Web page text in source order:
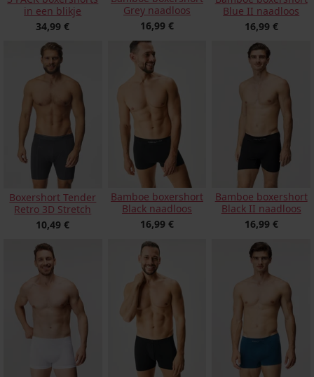
in een blikje
34,99 €
Grey naadloos
16,99 €
Blue II naadloos
16,99 €
Boxershort Tender
Retro 3D Stretch
10,49 €
Bamboe boxershort
Black naadloos
16,99 €
Bamboe boxershort
Black II naadloos
16,99 €